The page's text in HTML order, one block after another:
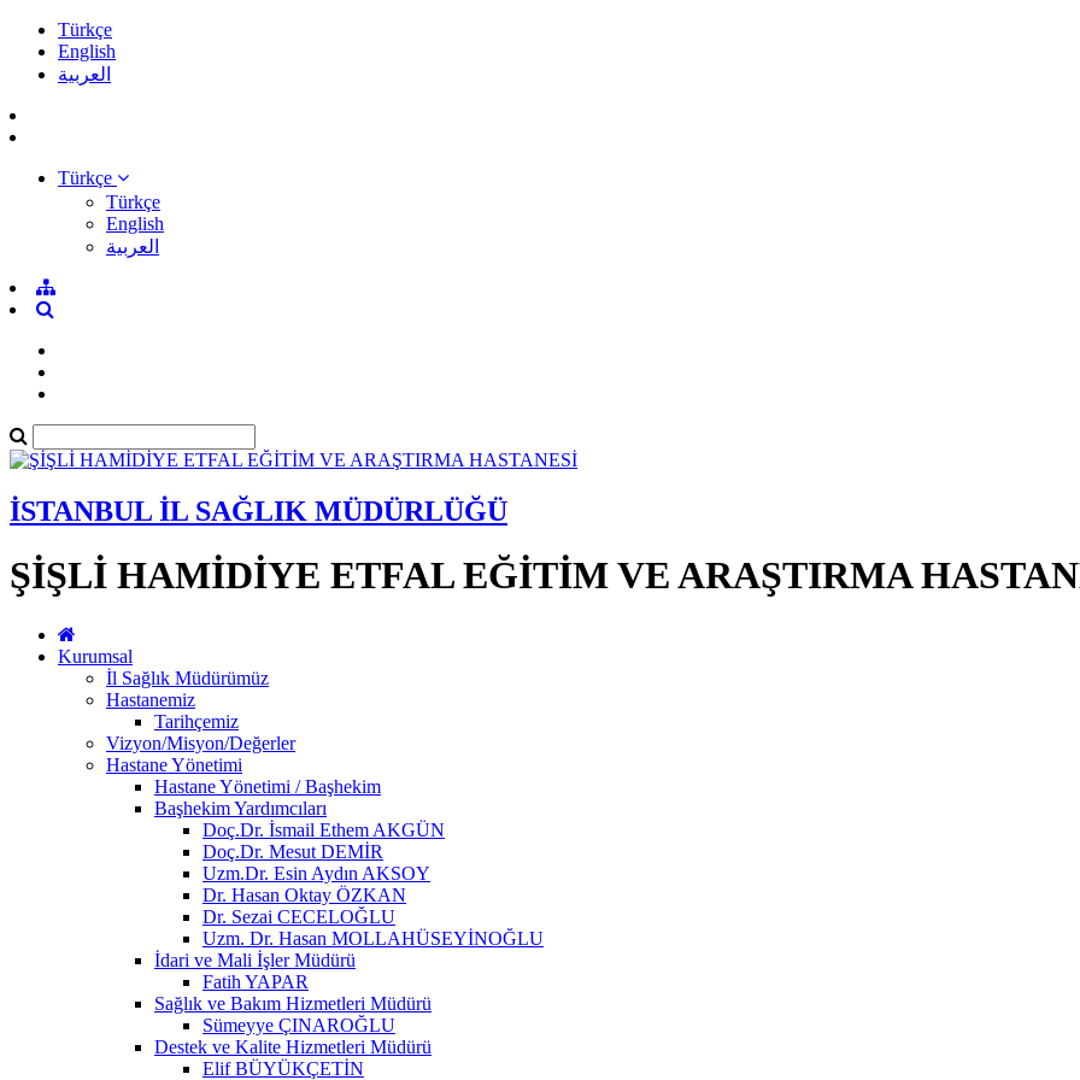
Türkçe
English
العربية
Türkçe
Türkçe
English
العربية
İSTANBUL İL SAĞLIK MÜDÜRLÜĞÜ
ŞİŞLİ HAMİDİYE ETFAL EĞİTİM VE ARAŞTIRMA
Kurumsal
İl Sağlık Müdürümüz
Hastanemiz
Tarihçemiz
Vizyon/Misyon/Değerler
Hastane Yönetimi
Hastane Yönetimi / Başhekim
Başhekim Yardımcıları
Doç.Dr. İsmail Ethem AKGÜN
Doç.Dr. Mesut DEMİR
Uzm.Dr. Esin Aydın AKSOY
Dr. Hasan Oktay ÖZKAN
Dr. Sezai CECELOĞLU
Uzm. Dr. Hasan MOLLAHÜSEYİNOĞLU
İdari ve Mali İşler Müdürü
Fatih YAPAR
Sağlık ve Bakım Hizmetleri Müdürü
Sümeyye ÇINAROĞLU
Destek ve Kalite Hizmetleri Müdürü
Elif BÜYÜKÇETİN